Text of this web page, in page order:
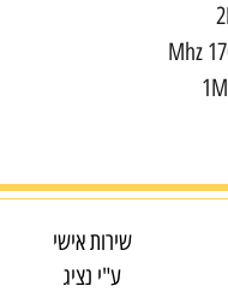
170
שירות אישי
ע"י נציג